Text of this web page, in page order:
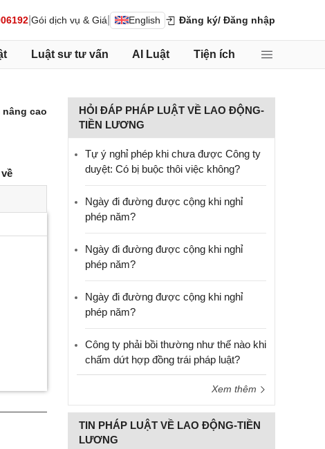
Gói dịch vụ & Giá English Đăng ký/ Đăng nhập
Luật sư tư vấn AI Luật Tiện ích
nâng cao
HỎI ĐÁP PHÁP LUẬT VỀ LAO ĐỘNG-
TIỀN LƯƠNG
Tự ý nghỉ phép khi chưa được Công ty
duyệt: Có bị buộc thôi việc không?
Ngày đi đường được cộng khi nghỉ
phép năm?
Ngày đi đường được cộng khi nghỉ
phép năm?
Ngày đi đường được cộng khi nghỉ
phép năm?
Công ty phải bồi thường như thế nào khi
chấm dứt hợp đồng trái pháp luật?
Xem thêm
TIN PHÁP LUẬT VỀ LAO ĐỘNG-TIỀN
LƯƠNG